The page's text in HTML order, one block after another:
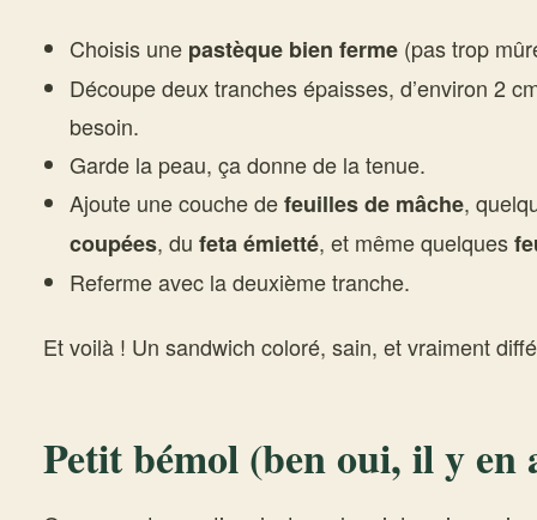
Choisis une pastèque bien ferme(pas trop
Découpe deux tranches épaisses, d’environ 2
besoin.
Garde la peau, ça donne de la tenue.
Ajoute une couche defeuilles de mâche,
coupées, du feta émietté, et même quelques
Referme avec la deuxième tranche.
Et voilà ! Un sandwich coloré, sain, et vraiment
Petit bémol (ben oui, il y en